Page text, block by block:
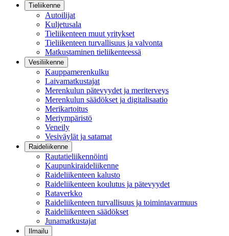
Tieliikenne
Autoilijat
Kuljetusala
Tieliikenteen muut yritykset
Tieliikenteen turvallisuus ja valvonta
Matkustaminen tieliikenteessä
Vesiliikenne
Kauppamerenkulku
Laivamatkustajat
Merenkulun pätevyydet ja meriterveys
Merenkulun säädökset ja digitalisaatio
Merikartoitus
Meriympäristö
Veneily
Vesiväylät ja satamat
Raideliikenne
Rautatieliikennöinti
Kaupunkiraideliikenne
Raideliikenteen kalusto
Raideliikenteen koulutus ja pätevyydet
Rataverkko
Raideliikenteen turvallisuus ja toimintavarmuus
Raideliikenteen säädökset
Junamatkustajat
Ilmailu